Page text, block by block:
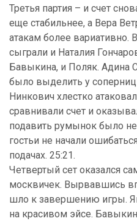
Третья партия – и счет
еще стабильнее, а Вера
атакам более вариативно.
сыграли и Наталия
Бавыкина, и Поляк. Адина
было выделить у
Нинкович хлестко
сравнивали счет и
подавить румынок было
гостьи не начали
подачах. 25:21.
Четвертый сет оказался
москвичек. Вырвавшись
шло к завершению игры.
на красивом эйсе.